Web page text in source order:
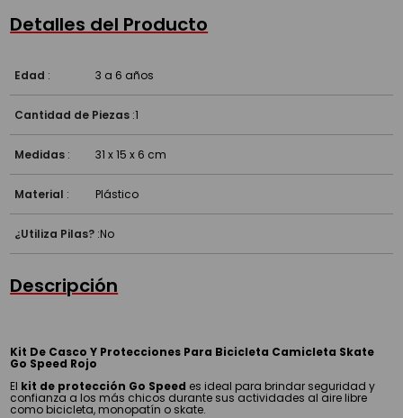
¿Qué incluye?
Detalles del Producto
Edad : 3 a 6 años
Cantidad de Piezas :1
Medidas : 31 x 15 x 6 cm
Material : Plástico
¿Utiliza Pilas? :No
Descripción
Kit De Casco Y Protecciones Para Bicicleta Camicleta Skate
Go Speed Rojo
El kit de protección Go Speed es ideal para brindar seguridad y
confianza a los más chicos durante sus actividades al aire libre
como bicicleta, monopatín o skate.